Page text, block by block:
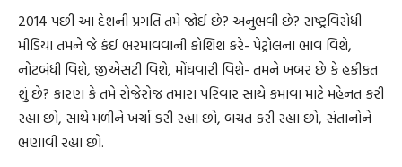
2014 પછી આ દેશની પ્રગતિ તમે જોઈ છે? અનુભવી છે? રાષ્ટ્રવિરોધી
મીડિયા તમને જે કંઈ ભરમાવવાની કોશિશ કરે- પેટ્રોલના ભાવ વિશે,
નોટબંધી વિશે, જીએસટી વિશે, મોંઘવારી વિશે- તમને ખબર છે કે હકીકત
શું છે? કારણ કે તમે રોજેરોજ તમારા પરિવાર સાથે કમાવા માટે મહેનત કરી
રહ્યા છો, સાથે મળીને ખર્ચા કરી રહ્યા છો, બચત કરી રહ્યા છો, સંતાનોને
ભણાવી રહ્યા છો.